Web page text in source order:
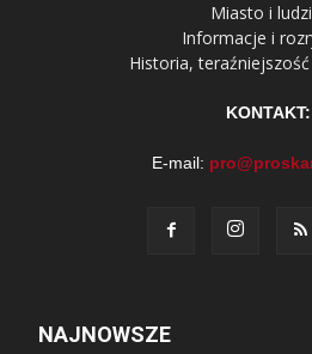
Miasto i
Informacje i
Historia, teraźniejszość
KONTAKT:
E-mail:
NAJNOWSZE